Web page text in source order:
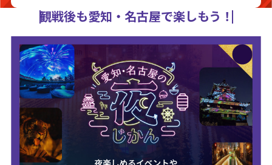
観戦後も愛知・名古屋で楽しもう！